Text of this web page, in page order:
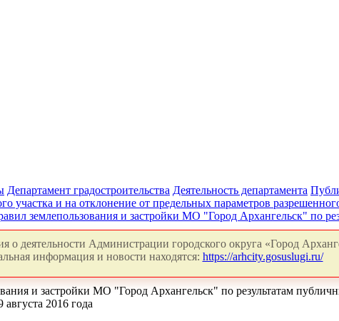
Департамент градостроительства Деятельность департамента
участка и на отклонение от предельных параметров
землепользования и застройки МО "Город Архангельск" по
о деятельности Администрации городского округа «Город
информация и новости находятся: https://arhcity.gosuslugi.ru/
и застройки МО "Город Архангельск" по результатам
2016 года